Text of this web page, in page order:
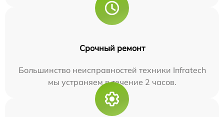
Срочный ремонт
Большинство неисправностей техники Infratech
мы устраняем в течение 2 часов.